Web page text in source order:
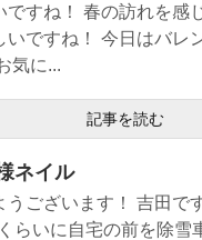
ですね！ 春の訪れを感
いですね！ 今日はバレ
気に...
記事を読む
ネイル
うございます！ 吉田で
らいに自宅の前を除雪